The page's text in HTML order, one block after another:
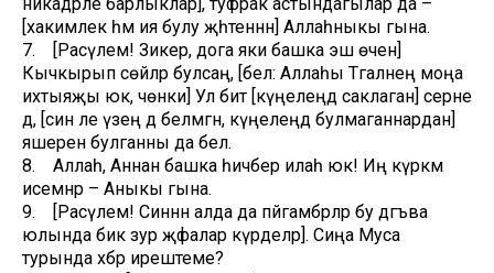
[хакимлек һәм ия булу җәһәтеннән] Аллаһныкы гына.
7. [Расүлем! Зикер, дога яки башка эш өчен]
Кычкырып сөйләр булсаң, [бел: Аллаһы Тәгаләнең моңа
ихтыяҗы юк, чөнки] Ул бит [күңелеңдә саклаган] серне
дә, [син әле үзең дә белмәгән, күңелеңдә булмаганнардан]
яшерен булганны да белә.
8. Аллаһ, Аннан башка һичбер илаһ юк! Иң күркәм
исемнәр – Аныкы гына.
9. [Расүлем! Синнән алда да пәйгамбәрләр бу дәгъва
юлында бик зур җәфалар күрделәр]. Сиңа Муса
турында хәбәр ирештеме?